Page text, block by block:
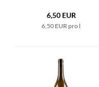
6,50 EUR
6,50 EUR pro l